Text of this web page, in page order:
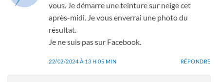
vous. Je démarre une teinture sur neige cet
après-midi. Je vous enverrai une photo du
résultat.
Je ne suis pas sur Facebook.
22/02/2024 À 13 H 05 MIN RÉPONDRE